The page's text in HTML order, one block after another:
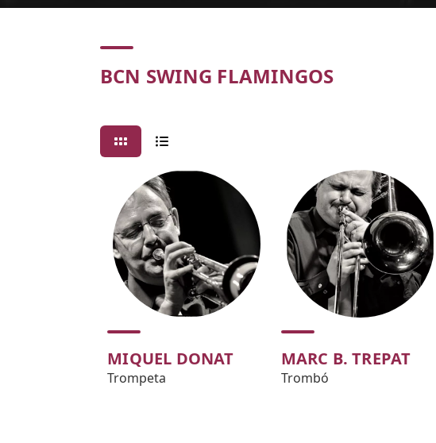
Concert
BCN SWING FLAMINGOS
MIQUEL DONAT
Trompeta
MARC B. TREPAT
Trombó